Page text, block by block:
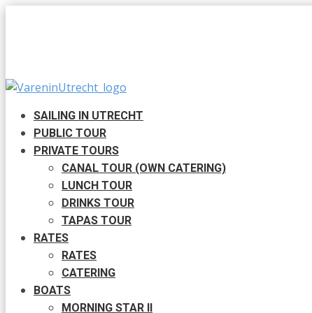
SAILING IN UTRECHT
PUBLIC TOUR
PRIVATE TOURS
CANAL TOUR (OWN CATERING)
LUNCH TOUR
DRINKS TOUR
TAPAS TOUR
RATES
RATES
CATERING
BOATS
MORNING STAR II